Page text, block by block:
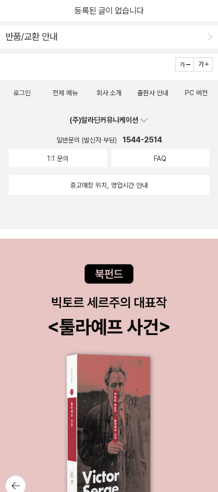
선사하는 그림책 < 구리구리 세상에서 가장 행복한 개구리>였
터 도서를 선물받았습니다. 이리도 행복한 선물, 감사합니다.
고 싶은 거, 좋아 하는 일을열심히 지금처럼 그렇게 하면 된다고
만 아주 많이 행복하다.하고 싶고 좋아하는 일을 하고 있고날 사
등록된 글이 없습니다
반품/교환 안내
뒤로가
기
로그인 전체 메뉴 회사 소개 출판사 안내 PC 버전
(주)알라딘커뮤니케이션
일반문의 (발신자 부담) 1544-2514
1:1 문의 FAQ
중고매장 위치, 영업시간 안내